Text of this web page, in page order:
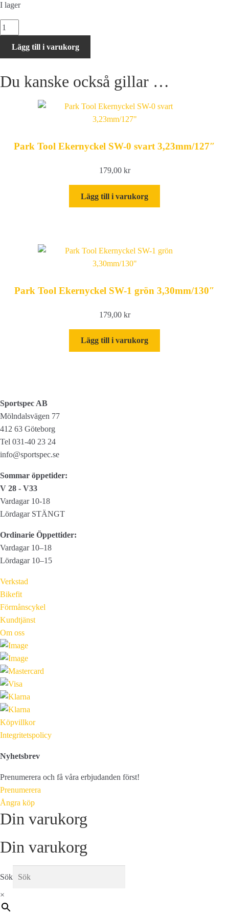
I lager
XLC
TO-
S12
remover
mängd
Lägg till i varukorg
Du kanske också gillar …
Park Tool Ekernyckel SW-0 svart 3,23mm/127″
179,00 kr
Lägg till i varukorg
Park Tool Ekernyckel SW-1 grön 3,30mm/130″
179,00 kr
Lägg till i varukorg
Sportspec AB
Mölndalsvägen 77
412 63 Göteborg
Tel 031-40 23 24
info@sportspec.se
Sommar öppetider:
V 28 - V33
Vardagar 10-18
Lördagar STÄNGT
Ordinarie Öppettider:
Vardagar 10–18
Lördagar 10–15
Verkstad
Bikefit
Förmånscykel
Kundtjänst
Om oss
Köpvillkor
Integritetspolicy
Nyhetsbrev
Prenumerera och få våra erbjudanden först!
Prenumerera
Ångra köp
Din varukorg
Din varukorg
Sök
×